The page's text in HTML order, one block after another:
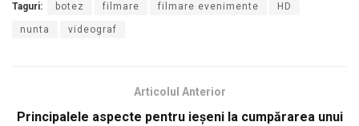
Taguri: botez filmare filmare evenimente HD
nunta videograf
Articolul Anterior
Principalele aspecte pentru ieșeni la cumpărarea unui